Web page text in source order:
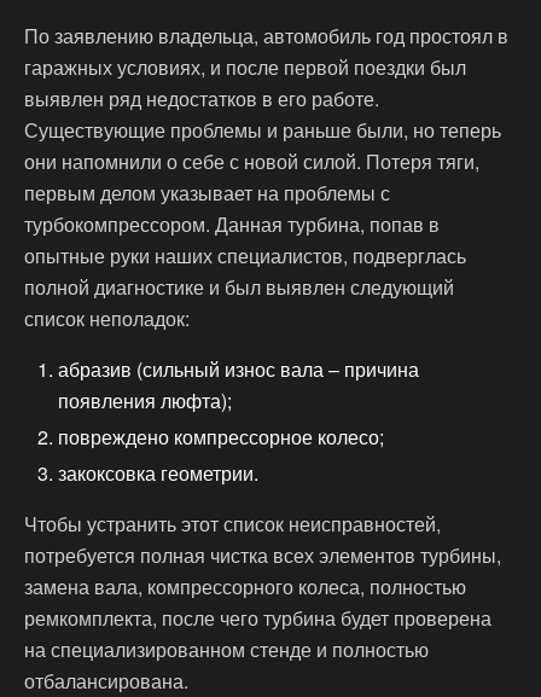
По заявлению владельца, автомобиль год простоял в
гаражных условиях, и после первой поездки был
выявлен ряд недостатков в его работе.
Существующие проблемы и раньше были, но теперь
они напомнили о себе с новой силой. Потеря тяги,
первым делом указывает на проблемы с
турбокомпрессором. Данная турбина, попав в
опытные руки наших специалистов, подверглась
полной диагностике и был выявлен следующий
список неполадок:
абразив (сильный износ вала – причина
появления люфта);
повреждено компрессорное колесо;
закоксовка геометрии.
Чтобы устранить этот список неисправностей,
потребуется полная чистка всех элементов турбины,
замена вала, компрессорного колеса, полностью
ремкомплекта, после чего турбина будет проверена
на специализированном стенде и полностью
отбалансирована.